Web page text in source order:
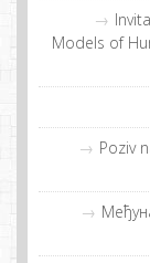
Models of
Poziv